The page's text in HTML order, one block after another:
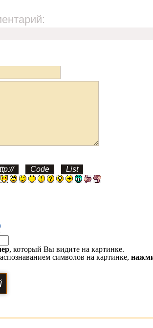
, который Вы видите на картинке.
символов на картинке,